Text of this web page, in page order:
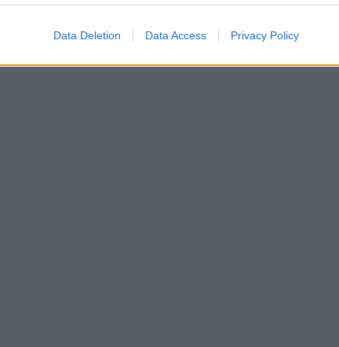
Data Deletion Data Access Privacy Policy